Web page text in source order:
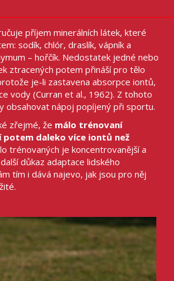
příjem minerálních látek, které
sodík, chlór, draslík, vápník a
– hořčík. Nedostatek jedné nebo
ztracených potem přináší pro tělo
je-li zastavena absorpce iontů,
vody (Curran et al., 1962). Z tohoto
obsahovat nápoj popíjený při sportu.
zřejmé, že málo trénovaní
daleko více iontů než
trénovaných je koncentrovanější a
důkaz adaptace lidského
tím i dává najevo, jak jsou pro něj